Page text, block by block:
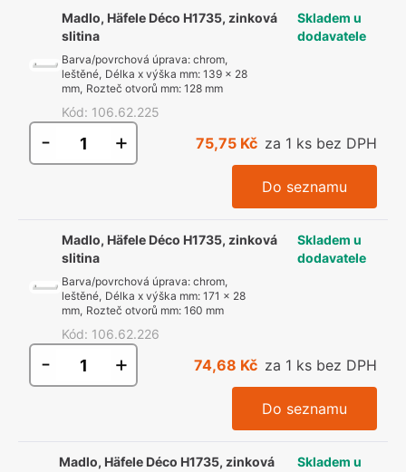
Madlo, Häfele Déco H1735, zinková
slitina
Barva/povrchová úprava: chrom,
leštěné, Délka x výška mm: 139 x 28
mm, Rozteč otvorů mm: 128 mm
Kód: 106.62.225
Skladem u
dodavatele
- + 75,75 Kč za 1 ks bez DPH
Do seznamu
Madlo, Häfele Déco H1735, zinková
slitina
Barva/povrchová úprava:chrom,
leštěné, Délka x výška mm:171 x 28
mm, Rozteč otvorů mm:160 mm
Kód: 106.62.226
Skladem u
dodavatele
- + 74,68 Kč za 1 ks bez DPH
Do seznamu
Madlo, Häfele Déco H1735, zinková
Skladem u